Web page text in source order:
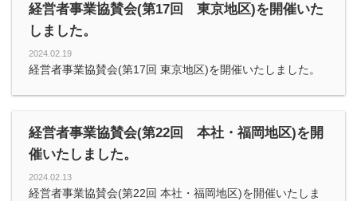
経営者事業協賛会(第17回 東京地区)を開催いた
しました。
2024.02.19
経営者事業協賛会(第17回 東京地区)を開催いたしました。
経営者事業協賛会(第22回 本社・福岡地区)を開
催いたしました。
2024.02.13
経営者事業協賛会(第22回 本社・福岡地区)を開催いたしま